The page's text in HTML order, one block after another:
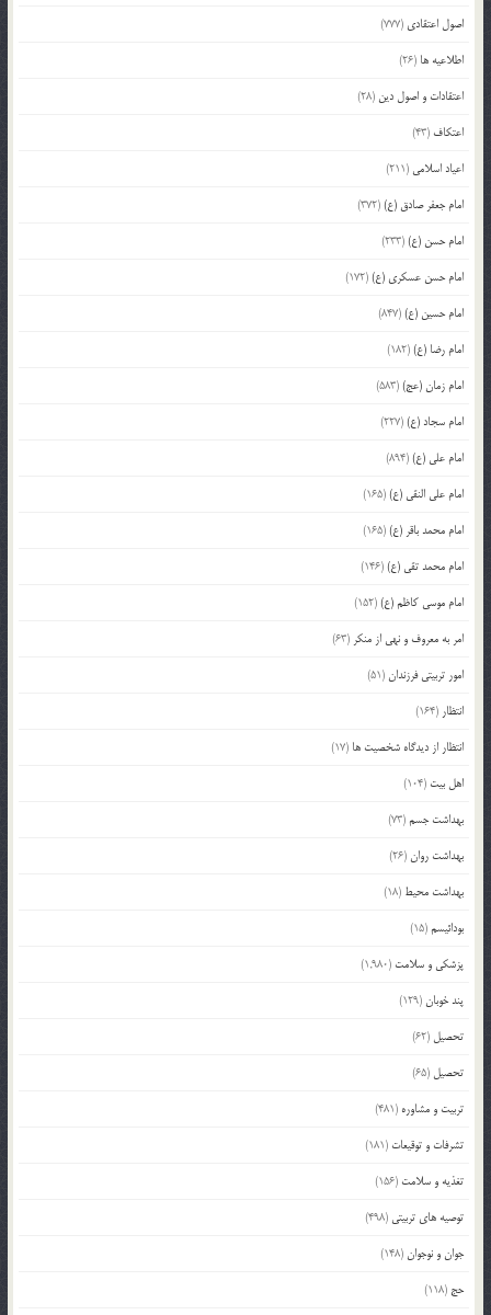
اصول اعتقادی (777)
اطلاعیه ها (26)
اعتقادات و اصول دین (28)
اعتکاف (43)
اعیاد اسلامی (211)
امام جعفر صادق (ع)(372)
امام حسن (ع)(233)
امام حسن عسکری (ع)(172)
امام حسین (ع)(847)
امام رضا (ع)(182)
امام زمان (عج)(583)
امام سجاد (ع)(227)
امام علی (ع)(894)
امام علی النقی (ع)(165)
امام محمد باقر (ع)(165)
امام محمد تقی (ع)(146)
امام موسی کاظم (ع)(152)
امر به معروف و نهی از منکر (63)
امور تربیتی فرزندان(51)
انتظار (164)
انتظار از دیدگاه شخصیت ها (17)
اهل بیت (104)
بهداشت جسم(73)
بهداشت روان(26)
بهداشت محیط (18)
بودائیسم(15)
پزشکی و سلامت (1,980)
پند خوبان(129)
تحصیل (62)
تحصیل (65)
تربیت و مشاوره (481)
تشرفات و توقیعات (181)
تغذیه و سلامت (156)
توصیه های تربیتی (498)
جوان و نوجوان(148)
حج (118)